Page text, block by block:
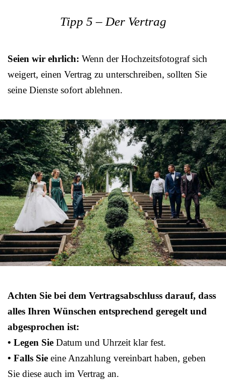
Tipp 5 – Der Vertrag
Seien wir ehrlich: Wenn der Hochzeitsfotograf sich
weigert, einen Vertrag zu unterschreiben, sollten Sie
seine Dienste sofort ablehnen.
Achten Sie bei dem Vertragsabschluss darauf, dass
alles Ihren Wünschen entsprechend geregelt und
abgesprochen ist:
• Legen Sie Datum und Uhrzeit klar fest.
• Falls Sie eine Anzahlung vereinbart haben, geben
Sie diese auch im Vertrag an.